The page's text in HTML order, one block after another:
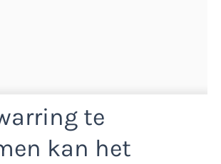
te
kan het